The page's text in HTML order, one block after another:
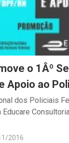
o 1Âº
Apoio ao
dos Policiais
2016